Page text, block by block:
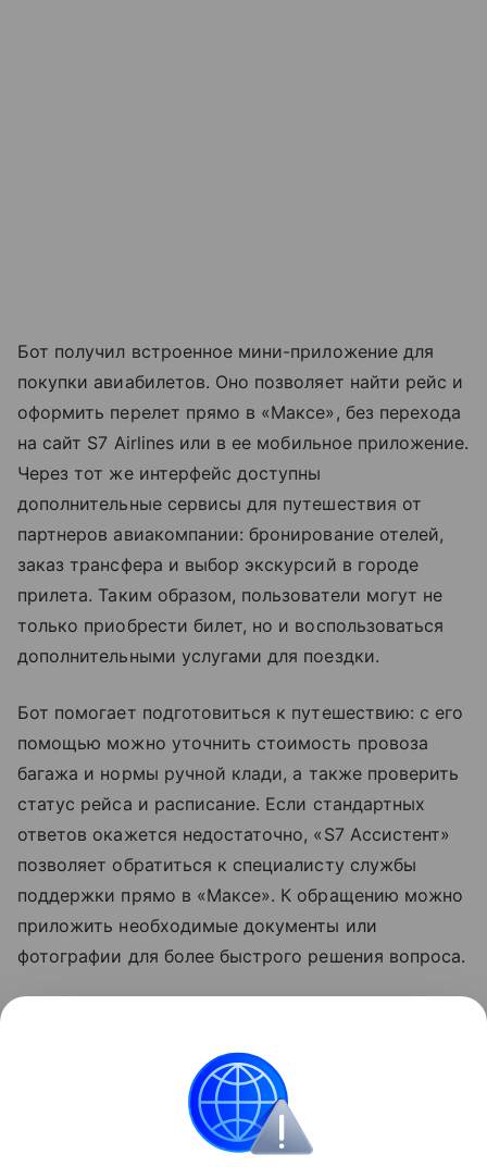
Бот получил встроенное мини-приложение для
покупки авиабилетов. Оно позволяет найти рейс и
оформить перелет прямо в «Максе», без перехода
на сайт S7 Airlines или в ее мобильное приложение.
Через тот же интерфейс доступны
дополнительные сервисы для путешествия от
партнеров авиакомпании: бронирование отелей,
заказ трансфера и выбор экскурсий в городе
прилета. Таким образом, пользователи могут не
только приобрести билет, но и воспользоваться
дополнительными услугами для поездки.
Бот помогает подготовиться к путешествию: с его
помощью можно уточнить стоимость провоза
багажа и нормы ручной клади, а также проверить
статус рейса и расписание. Если стандартных
ответов окажется недостаточно, «S7 Ассистент»
позволяет обратиться к специалисту службы
поддержки прямо в «Максе». К обращению можно
приложить необходимые документы или
фотографии для более быстрого решения вопроса.
Мессенджер MAX